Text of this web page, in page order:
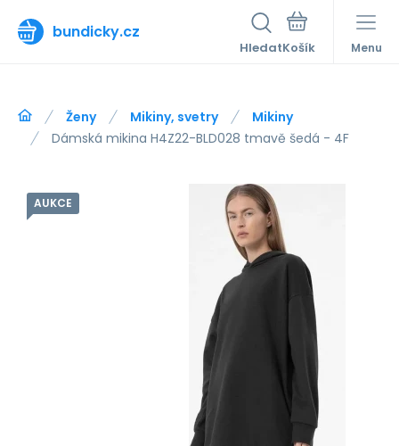
bundicky.cz
Hledat Menu
Ženy Mikiny, svetry
Mikiny
Dámská mikina H4Z22-BLD028 tmavě šedá - 4F
AUKCE